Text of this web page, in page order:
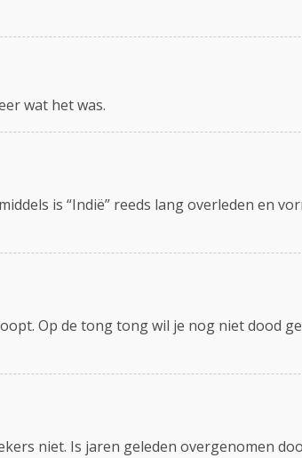
wat het was.
is “Indië” reeds lang overleden en
Op de tong tong wil je nog niet dood
niet. Is jaren geleden overgenomen